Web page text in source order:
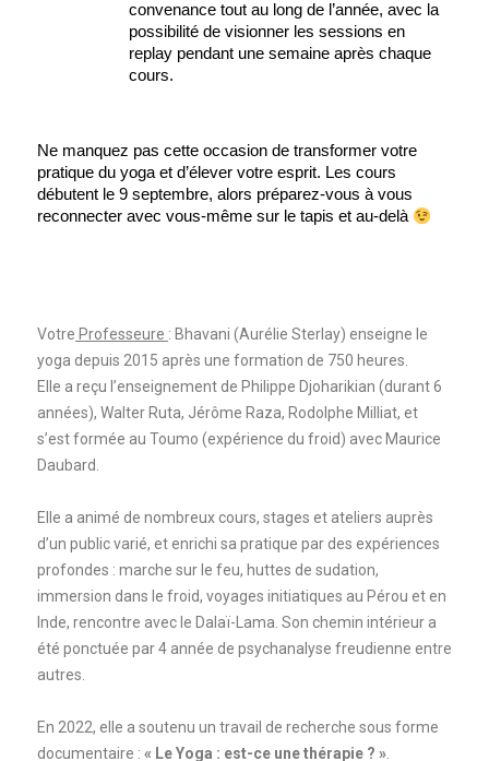
convenance tout au long de l’année, avec la
possibilité de visionner les sessions en
replay pendant une semaine après chaque
cours.
Ne manquez pas cette occasion de transformer votre
pratique du yoga et d’élever votre esprit. Les cours
débutent le 9 septembre, alors préparez-vous à vous
reconnecter avec vous-même sur le tapis et au-delà
Votre Professeure : Bhavani (Aurélie Sterlay) enseigne le
yoga depuis 2015 après une formation de 750 heures.
Elle a reçu l’enseignement de Philippe Djoharikian (durant 6
années), Walter Ruta, Jérôme Raza, Rodolphe Milliat, et
s’est formée au Toumo (expérience du froid) avec Maurice
Daubard.
Elle a animé de nombreux cours, stages et ateliers auprès
d’un public varié, et enrichi sa pratique par des expériences
profondes : marche sur le feu, huttes de sudation,
immersion dans le froid, voyages initiatiques au Pérou et en
Inde, rencontre avec le Dalaï-Lama. Son chemin intérieur a
été ponctuée par 4 année de psychanalyse freudienne entre
autres.
En 2022, elle a soutenu un travail de recherche sous forme
documentaire : « Le Yoga : est-ce une thérapie ? »